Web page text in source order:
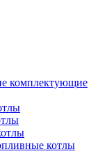
комплектующие
котлы